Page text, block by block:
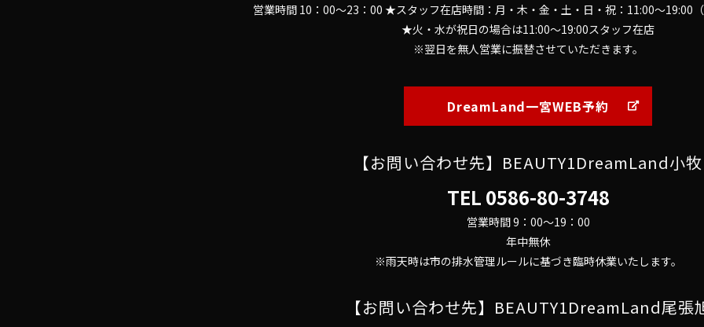
営業時間 10：00～23：00 ★スタッフ在店時間：月・木・金・土・日・祝：11:00～19:00
★火・水が祝日の場合は11:00～19:00スタッフ在店
※翌日を無人営業に振替させていただきます。
DreamLand一宮WEB予約
【お問い合わせ先】BEAUTY1DreamLand小牧
TEL 0586-80-3748
営業時間 9：00～19：00
年中無休
※雨天時は市の排水管理ルールに基づき臨時休業いたします。
【お問い合わせ先】BEAUTY1DreamLand尾張